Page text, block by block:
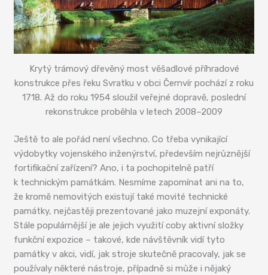
Krytý trámový dřevěný most věšadlové příhradové
konstrukce přes řeku Svratku v obci Černvír pochází z roku
1718. Až do roku 1954 sloužil veřejné dopravě, poslední
rekonstrukce proběhla v letech 2008–2009
Ještě to ale pořád není všechno. Co třeba vynikající
výdobytky vojenského inženýrství, především nejrůznější
fortifikační zařízení? Ano, i ta pochopitelně patří
k technickým památkám. Nesmíme zapomínat ani na to,
že kromě nemovitých existují také movité technické
památky, nejčastěji prezentované jako muzejní exponáty.
Stále populárnější je ale jejich využití coby aktivní složky
funkční expozice – takové, kde návštěvník vidí tyto
památky v akci, vidí, jak stroje skutečně pracovaly, jak se
používaly některé nástroje, případně si může i nějaký